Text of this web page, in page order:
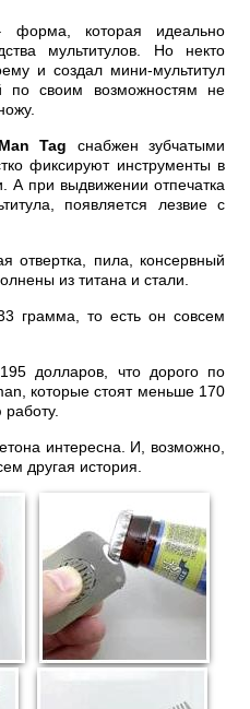
которая идеально
мультитулов. Но некто
и создал мини-мультитул
по своим возможностям не
Tag снабжен зубчатыми
фиксируют инструменты в
А при выдвижении отпечатка
появляется лезвие с
отвертка, пила, консервный
из титана и стали.
грамма, то есть он совсем
долларов, что дорого по
которые стоят меньше 170
интересна. И, возможно,
другая история.